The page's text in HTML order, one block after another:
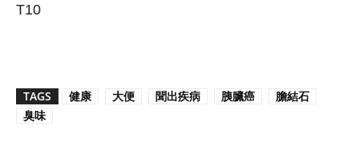
T10
TAGS 健康 大便 聞出疾病 胰臟癌
膽結石
臭味